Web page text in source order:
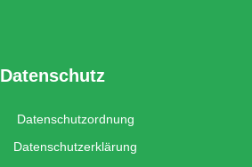
Datenschutz
Datenschutzordnung
Datenschutzerklärung